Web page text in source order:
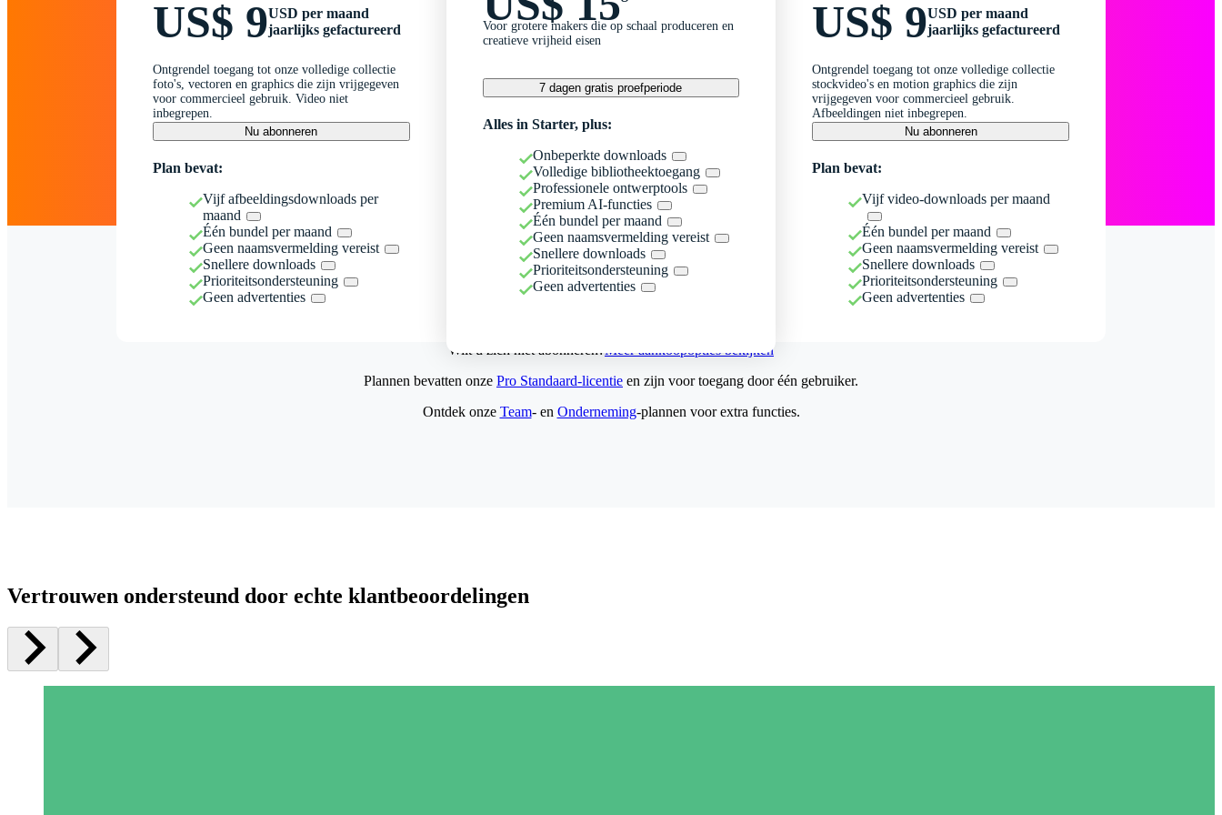
US$ 9USD per maand
jaarlijks gefactureerd
Ontgrendel toegang tot onze volledige collectie
foto's, vectoren en graphics die zijn vrijgegeven
voor commercieel gebruik. Video niet
inbegrepen.
Nu abonneren
Plan bevat:
Vijf afbeeldingsdownloads per
maand
Één bundel per maand
Geen naamsvermelding vereist
Snellere downloads
Prioriteitsondersteuning
Geen advertenties
Voor grotere makers die op schaal produceren en
creatieve vrijheid eisen
7 dagen gratis proefperiode
Alles in Starter, plus:
Onbeperkte downloads
Volledige bibliotheektoegang
Professionele ontwerptools
Premium AI-functies
Één bundel per maand
Geen naamsvermelding vereist
Snellere downloads
Prioriteitsondersteuning
Geen advertenties
US$ 9USD per maand
jaarlijks gefactureerd
Ontgrendel toegang tot onze volledige collectie
stockvideo's en motion graphics die zijn
vrijgegeven voor commercieel gebruik.
Afbeeldingen niet inbegrepen.
Nu abonneren
Plan bevat:
Vijf video-downloads per maand
Één bundel per maand
Geen naamsvermelding vereist
Snellere downloads
Prioriteitsondersteuning
Geen advertenties
Wilt u zich niet abonneren?Meer aankoopopties bekijken
Plannen bevatten onze Pro Standaard-licentie en zijn voor toegang door één gebruiker.
Ontdek onze Team- en Onderneming-plannen voor extra functies.
Vertrouwen ondersteund door echte klantbeoordelingen